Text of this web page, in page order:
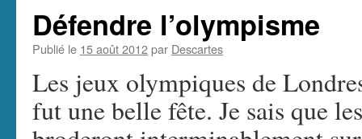
Défendre l’olympisme
Publié le 15 août 2012par Descartes
Les jeux olympiques de
fut une belle fête. Je sais que